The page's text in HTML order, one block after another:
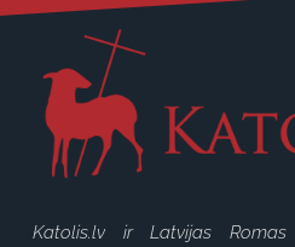
Katolis.lv ir Latvijas